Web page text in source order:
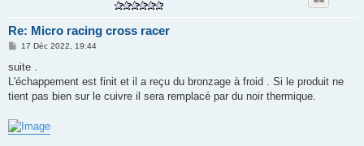
Re: Micro racing cross racer
M
s
a
g
17 Déc 2022, 19:44
suite .
L'échappement est finit et il a reçu du bronzage à froid . Si le produit ne
tient pas bien sur le cuivre il sera remplacé par du noir thermique.